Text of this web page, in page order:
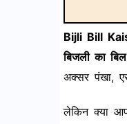
Bijli Bill
बिजली का
अक्सर पंखा,
लेकिन क्या